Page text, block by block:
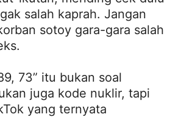
salah kaprah. Jangan
sotoy gara-gara salah
73” itu bukan soal
juga kode nuklir, tapi
yang ternyata